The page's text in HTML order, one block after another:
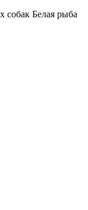
собак Белая рыба